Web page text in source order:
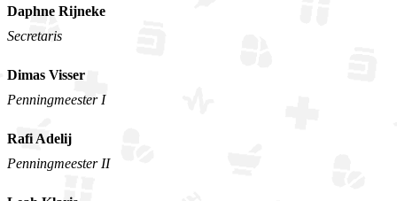
Daphne Rijneke
Secretaris
Dimas Visser
Penningmeester I
Rafi Adelij
Penningmeester II